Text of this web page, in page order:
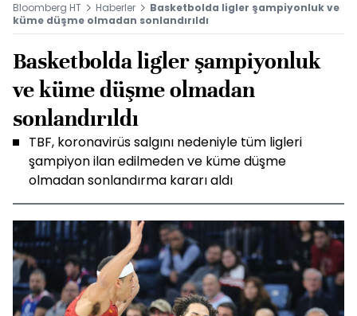
Bloomberg HT Haberler
Basketbolda ligler şampiyonluk ve
küme düşme olmadan sonlandırıldı
Basketbolda ligler şampiyonluk
ve küme düşme olmadan
sonlandırıldı
TBF, koronavirüs salgını nedeniyle tüm ligleri
şampiyon ilan edilmeden ve küme düşme
olmadan sonlandırma kararı aldı